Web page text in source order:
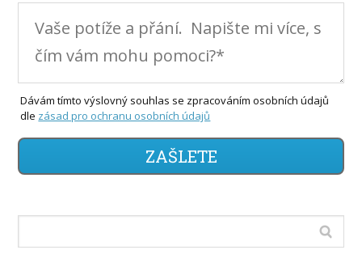
Dávám tímto výslovný souhlas se zpracováním osobních údajů
dle zásad pro ochranu osobních údajů
ZAŠLETE